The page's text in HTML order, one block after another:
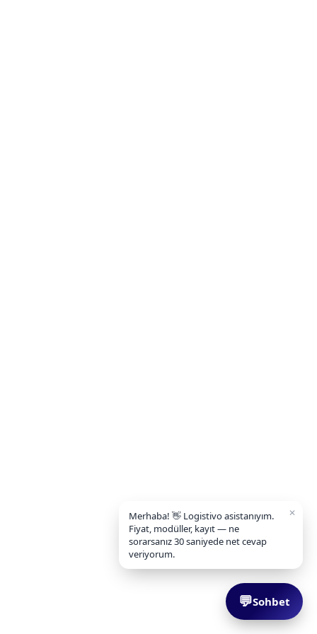
💬Sohbet
Merhaba! 👋 Logistivo asistanıyım.
Fiyat, modüller, kayıt — ne
sorarsanız 30 saniyede net cevap
veriyorum.
✕